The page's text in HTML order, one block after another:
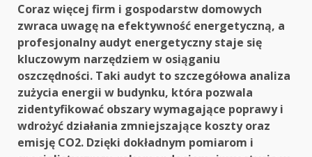
Coraz więcej firm i gospodarstw domowych
zwraca uwagę na efektywność energetyczną, a
profesjonalny audyt energetyczny staje się
kluczowym narzędziem w osiąganiu
oszczędności. Taki audyt to szczegółowa analiza
zużycia energii w budynku, która pozwala
zidentyfikować obszary wymagające poprawy i
wdrożyć działania zmniejszające koszty oraz
emisję CO2. Dzięki dokładnym pomiarom i